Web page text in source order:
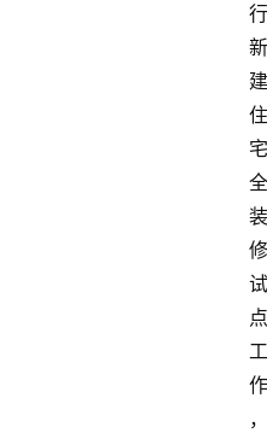
行
新
建
住
宅
全
装
修
试
点
工
作
，